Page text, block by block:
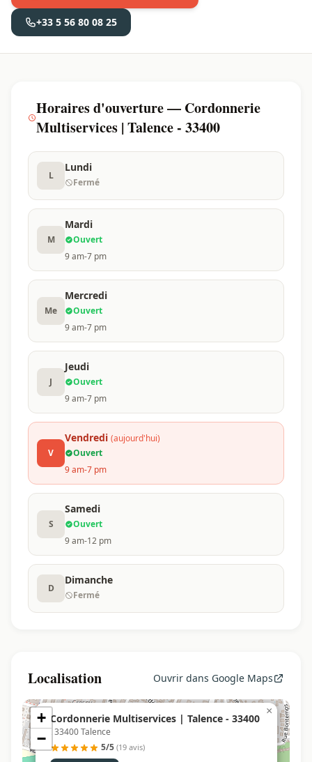
+33 5 56 80 08 25
Horaires d'ouverture — Cordonnerie
Multiservices | Talence - 33400
L
Lundi
Fermé
M
Mardi
Ouvert
9 am-7 pm
Me
Mercredi
Ouvert
9 am-7 pm
J
Jeudi
Ouvert
9 am-7 pm
V
Vendredi (aujourd'hui)
Ouvert
9 am-7 pm
S
Samedi
Ouvert
9 am-12 pm
D
Dimanche
Fermé
Localisation Ouvrir dans Google Maps
Cordonnerie Multiservices | Talence - 33400
, 33400 Talence
5/5 (19 avis)
×
+
−